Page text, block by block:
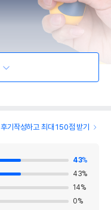
후기작성하고 최대 150점 받기
43%
43%
14%
0%